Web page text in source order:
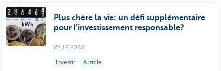
Plus chère la vie: un défi supplémentaire
pour l’investissement responsable?
22.12.2022
Investir Article